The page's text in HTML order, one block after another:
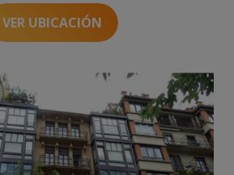
antipalomas en
paneles solares
FONTANERÍA
TRABAJOS EN
FACHADAS SIN
ANDAMIO
VER UBICACIÓN